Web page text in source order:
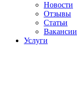
Новости
Отзывы
Статьи
Вакансии
Услуги